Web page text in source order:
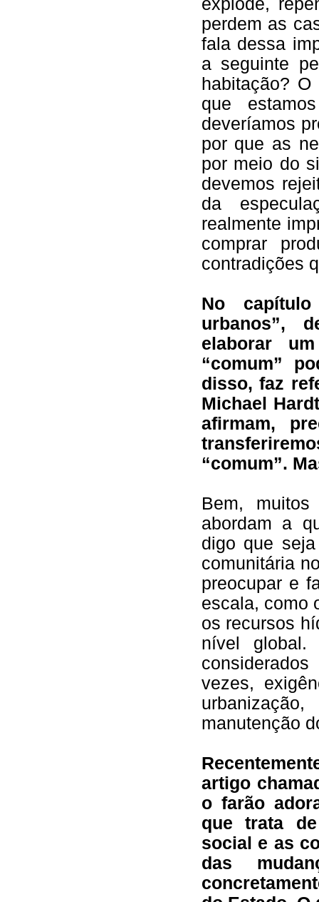
explode,
perdem as
fala dessa
a seguinte
habitação?
que
deveríamos
por que as
por meio do
devemos
da
realmente
comprar
contradições
No
urbanos”,
elaborar
“comum”
disso, faz
Michael
afirmam,
“comum”.
Bem,
abordam a
digo que
comunitária
preocupar e
escala, como
os recursos
nível global.
vezes,
manutenção
artigo
o farão
que trata
social e as
das